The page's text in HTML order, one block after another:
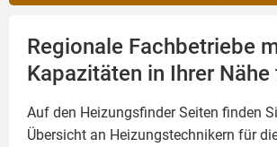
Regionale Fachbetriebe
Kapazitäten in Ihrer Nähe
Auf den Heizungsfinder Seiten finden
Übersicht an Heizungstechnikern für